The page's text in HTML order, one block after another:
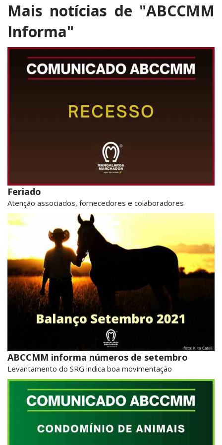
Mais notícias de "ABCCMM
Informa"
Feriado
Atenção associados, fornecedores e colaboradores
ABCCMM informa números de setembro
Levantamento do SRG indica boa movimentação